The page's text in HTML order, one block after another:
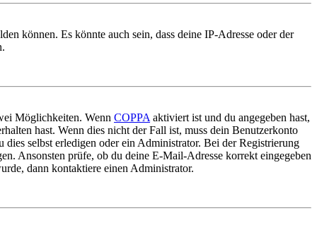
können. Es könnte auch sein, dass deine IP-Adresse oder der
Möglichkeiten. Wenn COPPA aktiviert ist und du angegeben hast,
hast. Wenn dies nicht der Fall ist, muss dein Benutzerkonto
selbst erledigen oder ein Administrator. Bei der Registrierung
Ansonsten prüfe, ob du deine E-Mail-Adresse korrekt eingegeben
dann kontaktiere einen Administrator.